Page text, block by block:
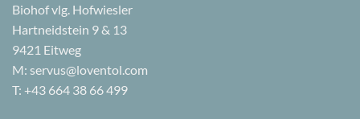
Biohof vlg. Hofwiesler
Hartneidstein 9 & 13
9421 Eitweg
M: servus@loventol.com
T: +43 664 38 66 499